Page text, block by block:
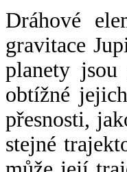
Dráhové
gravitace
planety
obtížné
přesnosti,
stejné